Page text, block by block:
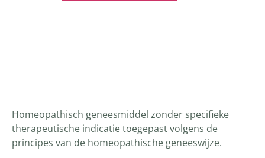
Homeopathisch geneesmiddel zonder specifieke
therapeutische indicatie toegepast volgens de
principes van de homeopathische geneeswijze.